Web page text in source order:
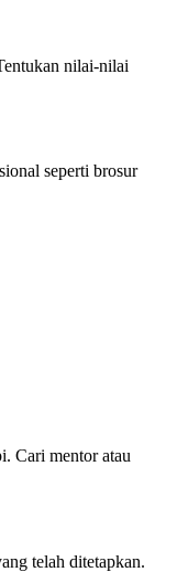
nilai-nilai
seperti brosur
Cari mentor atau
telah ditetapkan.